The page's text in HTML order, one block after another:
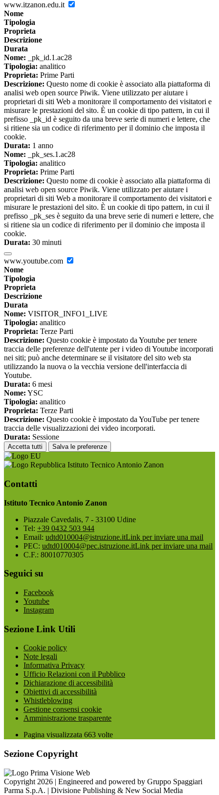
www.itzanon.edu.it
Nome
Tipologia
Proprieta
Descrizione
Durata
Nome: _pk_id.1.ac28
Tipologia: analitico
Proprieta: Prime Parti
Descrizione: Questo nome di cookie è associato alla piattaforma di
analisi web open source Piwik. Viene utilizzato per aiutare i
proprietari di siti Web a monitorare il comportamento dei visitatori e
misurare le prestazioni del sito. È un cookie di tipo pattern, in cui il
prefisso _pk_id è seguito da una breve serie di numeri e lettere, che
si ritiene sia un codice di riferimento per il dominio che imposta il
cookie.
Durata: 1 anno
Nome: _pk_ses.1.ac28
Tipologia: analitico
Proprieta: Prime Parti
Descrizione: Questo nome di cookie è associato alla piattaforma di
analisi web open source Piwik. Viene utilizzato per aiutare i
proprietari di siti Web a monitorare il comportamento dei visitatori e
misurare le prestazioni del sito. È un cookie di tipo pattern, in cui il
prefisso _pk_ses è seguito da una breve serie di numeri e lettere, che
si ritiene sia un codice di riferimento per il dominio che imposta il
cookie.
Durata: 30 minuti
www.youtube.com
Nome
Tipologia
Proprieta
Descrizione
Durata
Nome: VISITOR_INFO1_LIVE
Tipologia: analitico
Proprieta: Terze Parti
Descrizione: Questo cookie è impostato da Youtube per tenere
traccia delle preferenze dell'utente per i video di Youtube incorporati
nei siti; può anche determinare se il visitatore del sito web sta
utilizzando la nuova o la vecchia versione dell'interfaccia di
Youtube.
Durata: 6 mesi
Nome: YSC
Tipologia: analitico
Proprieta: Terze Parti
Descrizione: Questo cookie è impostato da YouTube per tenere
traccia delle visualizzazioni dei video incorporati.
Durata: Sessione
Accetta tutti Salva le preferenze
Istituto Tecnico Antonio Zanon
Contatti
Istituto Tecnico Antonio Zanon
Piazzale Cavedalis, 7 - 33100 Udine
Tel: +39 0432 503 944
Email: udtd010004@istruzione.itLink per inviare una mail
PEC: udtd010004@pec.istruzione.itLink per inviare una mail
C.F.: 80010770305
Seguici su
Facebook
Youtube
Instagram
Sezione Link Utili
Cookie policy
Note legali
Informativa Privacy
Ufficio Relazioni con il Pubblico
Dichiarazione di accessibilità
Obiettivi di accessibilità
Whistleblowing
Gestione consensi cookie
Amministrazione trasparente
Pagina visualizzata 663 volte
Sezione Copyright
Copyright 2026 | Engineered and powered by Gruppo Spaggiari
Parma S.p.A. | Divisione Publishing & New Social Media